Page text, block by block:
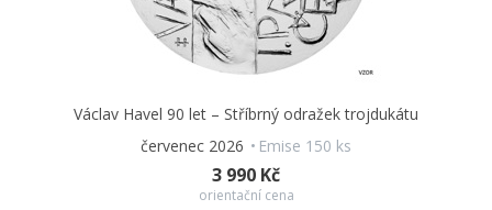
Václav Havel 90 let – Stříbrný odražek trojdukátu
červenec 2026
Emise 150 ks
3 990 Kč
orientační cena